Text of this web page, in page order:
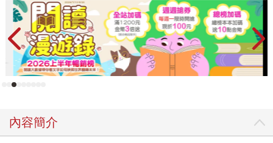
內容簡介